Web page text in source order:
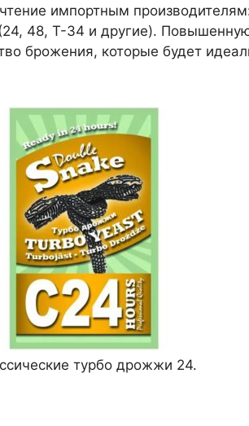
импортным
48, Т-34 и другие).
брожения, которые будет
турбо дрожжи 24.